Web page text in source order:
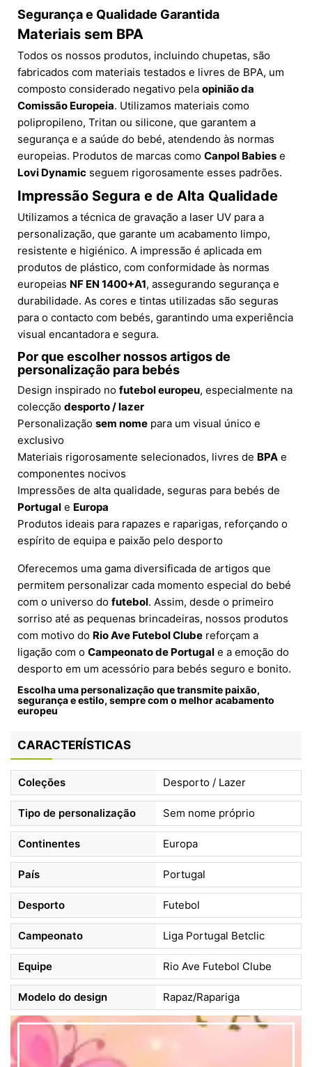
Segurança e Qualidade Garantida
Materiais sem BPA
Todos os nossos produtos, incluindo chupetas, são
fabricados com materiais testados e livres de BPA, um
composto considerado negativo pela opinião da
Comissão Europeia. Utilizamos materiais como
polipropileno, Tritan ou silicone, que garantem a
segurança e a saúde do bebé, atendendo às normas
europeias. Produtos de marcas como Canpol Babies e
Lovi Dynamic seguem rigorosamente esses padrões.
Impressão Segura e de Alta Qualidade
Utilizamos a técnica de gravação a laser UV para a
personalização, que garante um acabamento limpo,
resistente e higiénico. A impressão é aplicada em
produtos de plástico, com conformidade às normas
europeias NF EN 1400+A1, assegurando segurança e
durabilidade. As cores e tintas utilizadas são seguras
para o contacto com bebés, garantindo uma experiência
visual encantadora e segura.
Por que escolher nossos artigos de
personalização para bebés
Design inspirado no futebol europeu, especialmente na
colecção desporto / lazer
Personalização sem nome para um visual único e
exclusivo
Materiais rigorosamente selecionados, livres de BPA e
componentes nocivos
Impressões de alta qualidade, seguras para bebés de
Portugal e Europa
Produtos ideais para rapazes e raparigas, reforçando o
espírito de equipa e paixão pelo desporto
Oferecemos uma gama diversificada de artigos que
permitem personalizar cada momento especial do bebé
com o universo do futebol. Assim, desde o primeiro
sorriso até as pequenas brincadeiras, nossos produtos
com motivo do Rio Ave Futebol Clube reforçam a
ligação com o Campeonato de Portugal e a emoção do
desporto em um acessório para bebés seguro e bonito.
Escolha uma personalização que transmite paixão,
segurança e estilo, sempre com o melhor acabamento
europeu
CARACTERÍSTICAS
Coleções Desporto / Lazer
Tipo de personalização Sem nome próprio
Continentes Europa
País Portugal
Desporto Futebol
Campeonato Liga Portugal Betclic
Equipe Rio Ave Futebol Clube
Modelo do design Rapaz/Rapariga